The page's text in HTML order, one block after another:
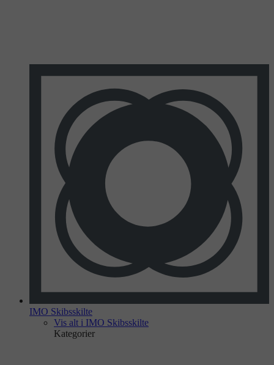
IMO Skibsskilte
Vis alt i IMO Skibsskilte
Kategorier